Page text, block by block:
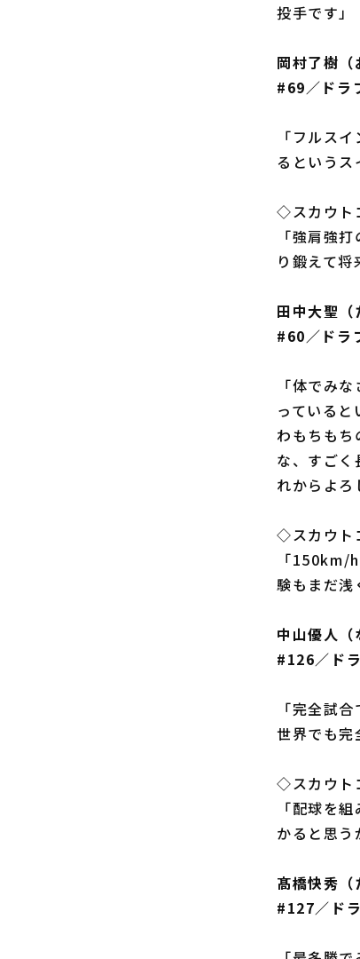
投手です」
岡村了樹
#69／ドラ
「フルス
るというス
◇スカウト
「強肩強
り鍛えて将
田中大聖
#60／ドラ
「体でみ
っている
わもちも
な、すご
れからよろ
◇スカウト
「150km/
験もまだ浅
中山優人
#126／ド
「完全試
世界でも完
◇スカウト
「配球を
かると思う
髙橋快秀
#127／ド